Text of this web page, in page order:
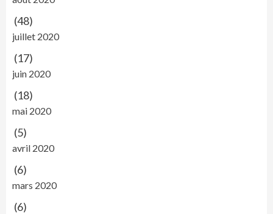
(48)
juillet 2020
(17)
juin 2020
(18)
mai 2020
(5)
avril 2020
(6)
mars 2020
(6)